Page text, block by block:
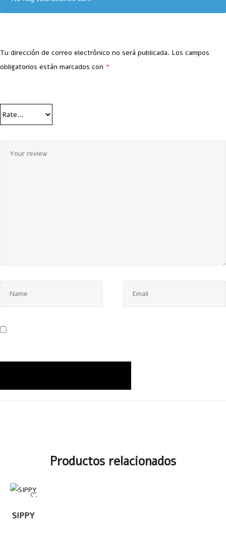
Tu dirección de correo electrónico no será publicada. Los campos
obligatorios están marcados con *
Productos relacionados
MÁS
SIPPY